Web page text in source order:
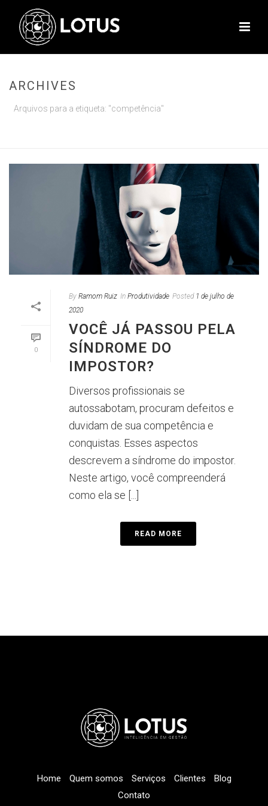
ARCHIVES
Arquivos para a etiqueta: "competência"
0
By Ramom Ruiz In Produtividade Posted 1 de julho de
2020
VOCÊ JÁ PASSOU PELA
SÍNDROME DO
IMPOSTOR?
Diversos profissionais se
autossabotam, procuram defeitos e
duvidam de sua competência e
conquistas. Esses aspectos
descrevem a síndrome do impostor.
Neste artigo, você compreenderá
como ela se [...]
READ MORE
Home Quem somos Serviços Clientes
Blog
Contato